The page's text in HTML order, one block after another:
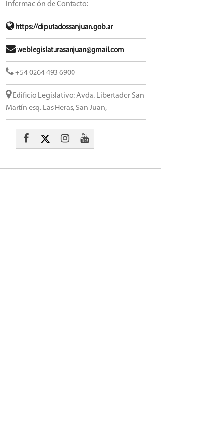
Información de Contacto:
https://diputadossanjuan.gob.ar
weblegislaturasanjuan@gmail.com
+54 0264 493 6900
Edificio Legislativo: Avda. Libertador San
Martín esq. Las Heras, San Juan,